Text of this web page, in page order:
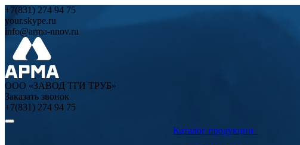
+7(831) 274 94 75
your.skype.ru
info@arma-nnov.ru
ООО «ЗАВОД ТГИ ТРУБ»
Заказать звонок
+7(831) 274 94 75
Каталог продукции